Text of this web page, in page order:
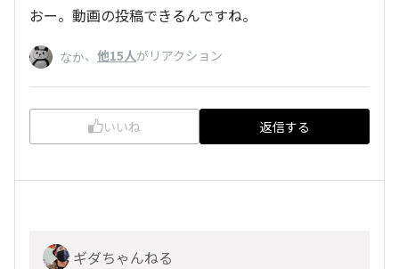
おー。動画の投稿できるんですね。
なか、 他15人がリアクション
いいね 返信する
ギダちゃんねる